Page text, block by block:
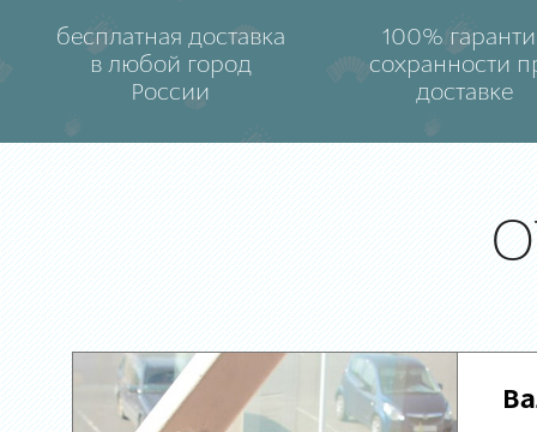
бесплатная доставка
в любой город
России
100%
сохранности
доставке